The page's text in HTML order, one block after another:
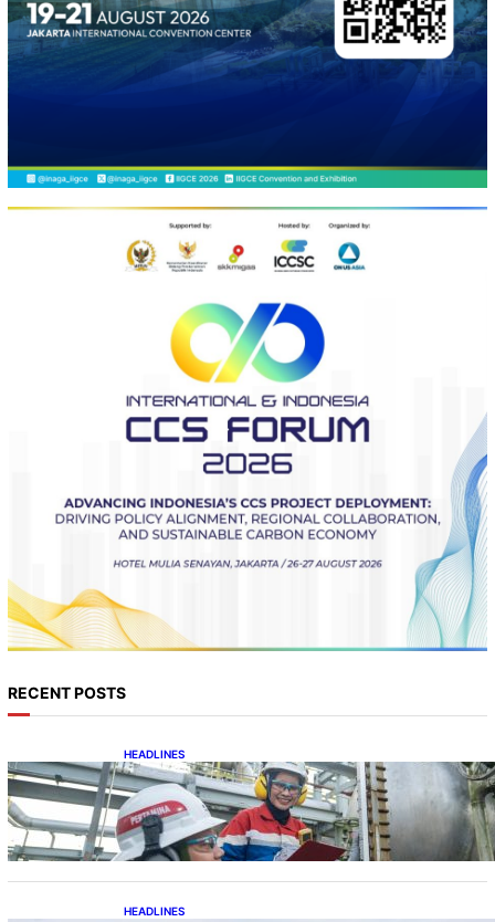
RECENT POSTS
HEADLINES
Terapkan Recompletion, Gas Sales
Pertamina EP Limau Melonjak
HEADLINES